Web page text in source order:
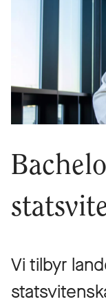
Vi tilbyr